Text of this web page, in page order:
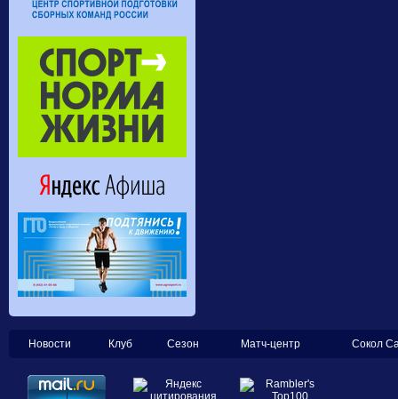
Новости Клуб Сезон Матч-центр Сокол